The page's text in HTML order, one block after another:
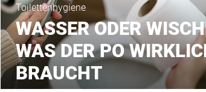
Toilettenhygiene
WASSER ODER
WAS DER PO
BRAUCHT